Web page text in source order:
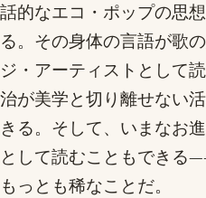
話的なエコ・ポップの思
る。その身体の言語が歌
ジ・アーティストとして
治が美学と切り離せない
きる。そして、いまなお
として読むこともできる
もっとも稀なことだ。